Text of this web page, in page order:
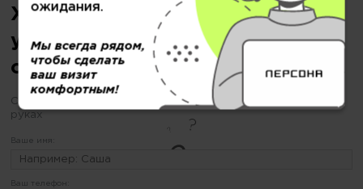
Хотите сделать коктейльную
укладку, но еще не
определились?
С «ПЕРСОНОЙ» будьте уверены Ваш образ в надежных
руках
Ваше имя:
Ваш телефон:
ожидания.
Мы всегда рядом,
чтобы сделать
ваш визит
комфортным!